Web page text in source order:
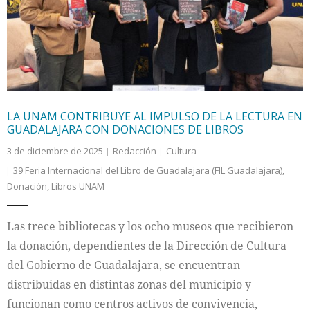
LA UNAM CONTRIBUYE AL IMPULSO DE LA LECTURA EN
GUADALAJARA CON DONACIONES DE LIBROS
3 de diciembre de 2025 Redacción
Cultura
39 Feria Internacional del Libro de Guadalajara (FIL Guadalajara),
Donación, Libros UNAM
Las trece bibliotecas y los ocho museos que recibieron
la donación, dependientes de la Dirección de Cultura
del Gobierno de Guadalajara, se encuentran
distribuidas en distintas zonas del municipio y
funcionan como centros activos de convivencia,